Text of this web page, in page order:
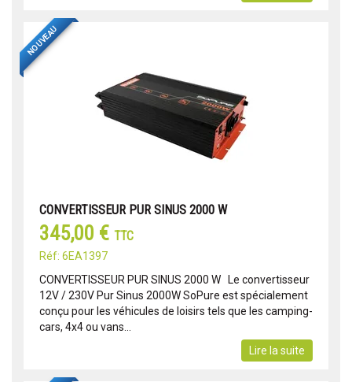
NOUVEAU
CONVERTISSEUR PUR SINUS 2000 W
345,00 € TTC
Réf: 6EA1397
CONVERTISSEUR PUR SINUS 2000 W Le convertisseur
12V / 230V Pur Sinus 2000W SoPure est spécialement
conçu pour les véhicules de loisirs tels que les camping-
cars, 4x4 ou vans...
Lire la suite